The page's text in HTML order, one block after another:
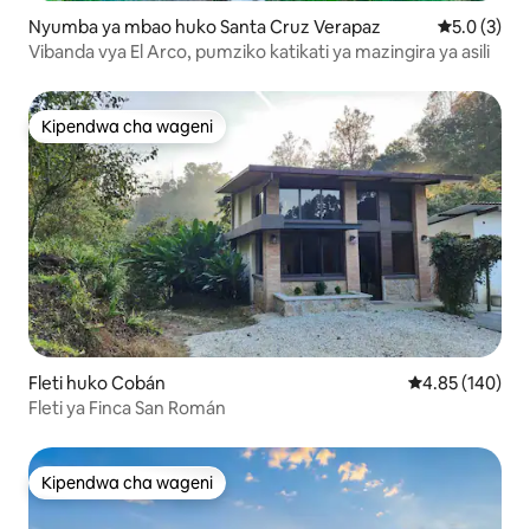
Nyumba ya mbao huko Santa Cruz Verapaz Ukadiriaji
5.0 (3)
Vibanda vya El Arco, pumziko katikati ya mazingira ya asili
Kipendwa cha wageni
Kipendwa cha wageni
Fleti huko Cobán Ukadiriaji wa
4.85 (140)
Fleti ya Finca San Román
Kipendwa cha wageni
Kipendwa cha wageni